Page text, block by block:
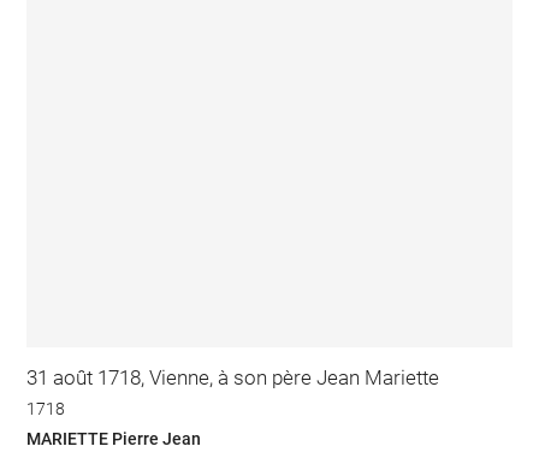
31 août 1718, Vienne, à son père Jean Mariette
1718
MARIETTE Pierre Jean